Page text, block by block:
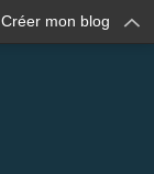
Créer mon blog